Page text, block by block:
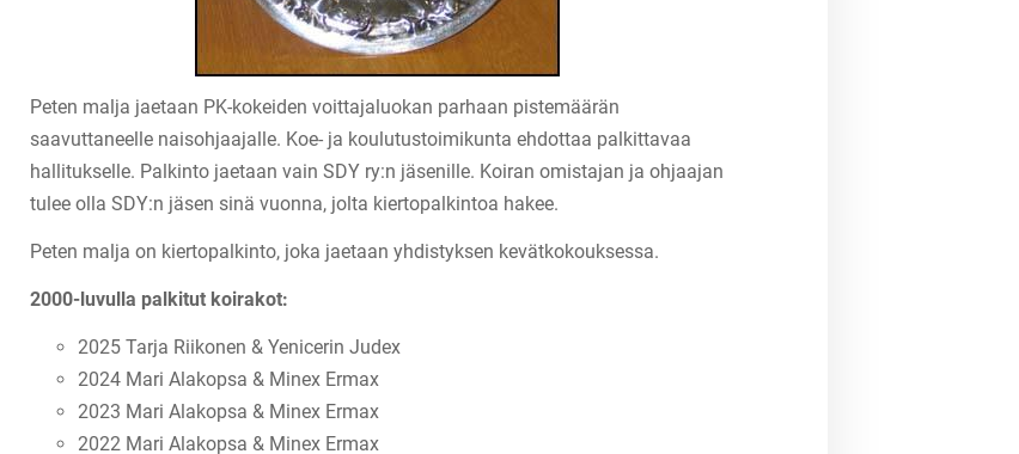
Peten malja jaetaan PK-kokeiden voittajaluokan parhaan pistemäärän
saavuttaneelle naisohjaajalle. Koe- ja koulutustoimikunta ehdottaa palkittavaa
hallitukselle. Palkinto jaetaan vain SDY ry:n jäsenille. Koiran omistajan ja ohjaajan
tulee olla SDY:n jäsen sinä vuonna, jolta kiertopalkintoa hakee.
Peten malja on kiertopalkinto, joka jaetaan yhdistyksen kevätkokouksessa.
2000-luvulla palkitut koirakot:
2025 Tarja Riikonen & Yenicerin Judex
2024 Mari Alakopsa & Minex Ermax
2023 Mari Alakopsa & Minex Ermax
2022 Mari Alakopsa & Minex Ermax